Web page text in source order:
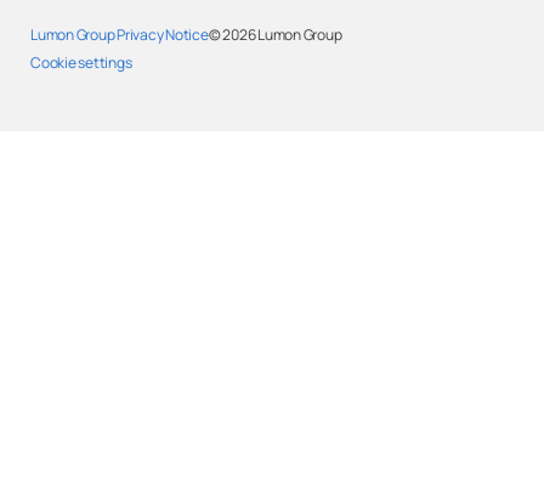
Lumon Group Privacy Notice
Cookie settings
© 2026Lumon Group